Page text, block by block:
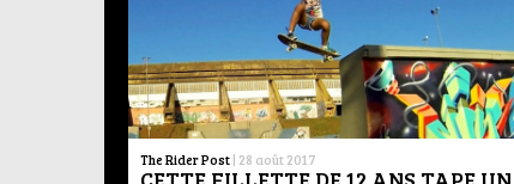
The Rider Post | 28 août 2017